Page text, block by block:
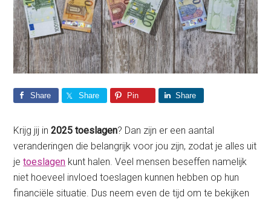
Share Share Pin Share
Krijg jij in2025 toeslagen? Dan zijn er een aantal
veranderingen die belangrijk voor jou zijn, zodat je alles uit
jetoeslagen kunt halen. Veel mensen beseffen namelijk
niet hoeveel invloed toeslagen kunnen hebben op hun
financiële situatie. Dus neem even de tijd om te bekijken